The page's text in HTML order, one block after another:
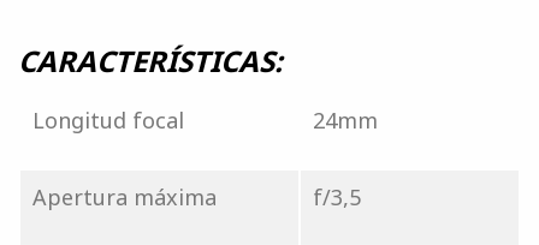
CARACTERÍSTICAS:
Longitud focal 24mm
Apertura máxima f/3,5